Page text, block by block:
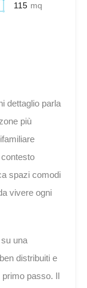
115 mq
dettaglio parla
più
spazi comodi
vivere ogni
una
distribuiti e
primo passo. Il